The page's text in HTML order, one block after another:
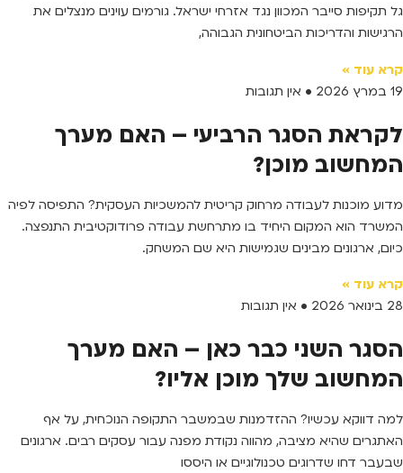
גל תקיפות סייבר המכוון נגד אזרחי ישראל. גורמים עוינים מנצלים את
הרגישות והדריכות הביטחונית הגבוהה,
קרא עוד »
19 במרץ 2026
אין תגובות
לקראת הסגר הרביעי – האם מערך
המחשוב מוכן?
מדוע מוכנות לעבודה מרחוק קריטית להמשכיות העסקית? התפיסה לפיה
המשרד הוא המקום היחיד בו מתרחשת עבודה פרודוקטיבית התנפצה.
כיום, ארגונים מבינים שגמישות היא שם המשחק.
קרא עוד »
28 בינואר 2026
אין תגובות
הסגר השני כבר כאן – האם מערך
המחשוב שלך מוכן אליו?
למה דווקא עכשיו? ההזדמנות שבמשבר התקופה הנוכחית, על אף
האתגרים שהיא מציבה, מהווה נקודת מפנה עבור עסקים רבים. ארגונים
שבעבר דחו שדרוגים טכנולוגיים או היססו